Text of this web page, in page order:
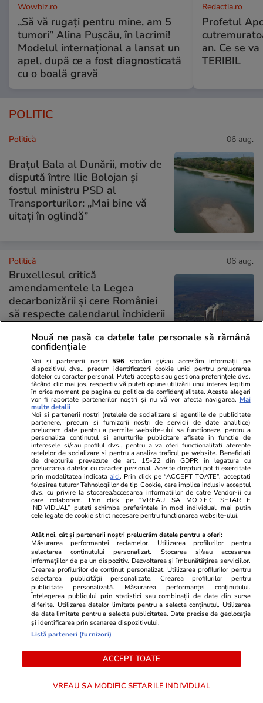
Wowbiz.ro
„Să vă rugați pentru mine, am 5
tumori” Alina Pușcău, în lacrimi!
Modelul internațional a lansat un
apel, după ce a fost diagnosticată
cu o boală gravă
Redactia.ro
Profetul
an. Ce se
TERIBIL
POLITIC
Politică 06 aug.
Brațul Bala al Dunării, motiv de
dispută între Ilie Bolojan și
fostul ministru PSD al
Transporturilor: „Mai bine vă
uitați în oglindă”
Politică 06 aug.
Bruxellesul critică
amendamentele la Legea
decarbonizării și cere României
să respecte calendarul închiderii
centralelor pe cărbune:
„Fondurile din PNRR sunt în
pericol”
PARTENERI
ZiaruldeIasi.ro
Motivul interesant pentru care o
elevă din rural cu o medie de top
la Evaluarea Națională a ales un
liceu tehnologic. „Este o
nebuloasă și pentru noi”
Fanatik.ro
CFR Cluj,
înseamnă,
Europa ce
ULTIMELE ȘTIRI
Știri Locale
Nouă ne pasă ca datele tale personale să rămână
confidențiale
Noi și partenerii noștri 596 stocăm și/sau accesăm informații pe
dispozitivul dvs., precum identificatorii cookie unici pentru prelucrarea
datelor cu caracter personal. Puteți accepta sau gestiona preferințele dvs.
făcând clic mai jos, respectiv vă puteți opune utilizării unui interes legitim
în orice moment pe pagina cu politica de confidențialitate. Aceste alegeri
vor fi raportate partenerilor noștri și nu vă vor afecta navigarea. Mai
multe detalii
Noi si partenerii nostri (retelele de socializare si agentiile de publicitate
partenere, precum si furnizorii nostri de servicii de date analitice)
prelucram date pentru a permite website-ului sa functioneze, pentru a
personaliza continutul si anunturile publicitare afisate in functie de
interesele si/sau profilul dvs., pentru a va oferi functionalitati aferente
retelelor de socializare si pentru a analiza traficul pe website. Beneficiati
de drepturile prevazute de art. 15-22 din GDPR in legatura cu
prelucrarea datelor cu caracter personal. Aceste drepturi pot fi exercitate
prin modalitatea indicataaici. Prin click pe “ACCEPT TOATE”, acceptati
folosirea tuturor Tehnologiilor de tip Cookie, care implica inclusiv acceptul
dvs. cu privire la stocarea/accesarea informatiilor de catre Vendor-ii cu
care colaboram. Prin click pe “VREAU SA MODIFIC SETARILE
INDIVIDUAL” puteti schimba preferintele in mod individual, mai putin
cele legate de cookie strict necesare pentru functionarea website-ului.
Atât noi, cât și partenerii noștri prelucrăm datele pentru a oferi:
Măsurarea performanței reclamelor. Utilizarea profilurilor pentru
selectarea conținutului personalizat. Stocarea și/sau accesarea
informațiilor de pe un dispozitiv. Dezvoltarea și îmbunătățirea serviciilor.
Crearea profilurilor de conținut personalizat. Utilizarea profilurilor pentru
selectarea publicității personalizate. Crearea profilurilor pentru
publicitate personalizată. Măsurarea performanței conținutului.
Înțelegerea publicului prin statistici sau combinații de date din surse
diferite. Utilizarea datelor limitate pentru a selecta conținutul. Utilizarea
de date limitate pentru a selecta publicitatea. Date precise de geolocație
și identificarea prin scanarea dispozitivului.
Listă parteneri (furnizori)
ACCEPT TOATE
VREAU SA MODIFIC SETARILE INDIVIDUAL